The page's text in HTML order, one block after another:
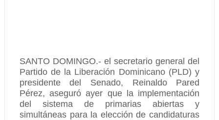
SANTO DOMINGO.- el secretario general del
Partido de la Liberación Dominicano (PLD) y
presidente del Senado, Reinaldo Pared
Pérez, aseguró ayer que la implementación
del sistema de primarias abiertas y
simultáneas para la elección de candidaturas